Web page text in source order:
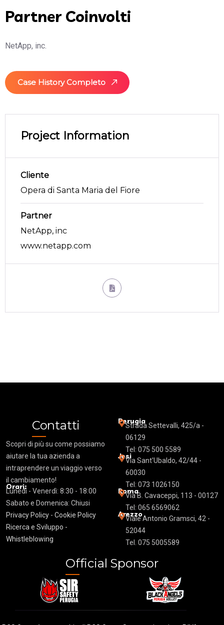
Partner Coinvolti
NetApp, inc.
Case History Completo
Project Information
Cliente
Opera di Santa Maria del Fiore
Partner
NetApp, inc
www.netapp.com
Contatti
Scopri di più su come possiamo
aiutare la tua azienda a
intraprendere un viaggio verso
il cambiamento!
Orari:
Lunedì - Venerdì: 8:30 - 18:00
Sabato e Domenica: Chiusi
Privacy Policy - Cookie Policy
Ricerca e Sviluppo -
Whistleblowing
Perugia
Strada Settevalli, 425/a -
06129
Tel: 075 500 5589
JesiVia Sant'Ubaldo, 42/44 -
60030
Tel: 073 1026150
Roma
Via B. Cavaceppi, 113 - 00127
Tel: 065 6569062
Arezzo
Viale Antonio Gramsci, 42 -
52044
Tel. 075 5005589
Official Sponsor